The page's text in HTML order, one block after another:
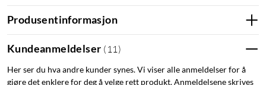
True Wireless stereo – parkoble to Sound Outdoor-
høyttalere og få omsluttende stereolyd.
Masseparkobling av opptil 100 høyttalere – alle
høyttalere spiller samme lyd (mono).
Lang batteritid, opptil 12 timer med 50 % lydstyrke.
Produsentinformasjon
Kundeanmeldelser ( 11)
Her ser du hva andre kunder synes. Vi viser alle anmeldelser for å
gjøre det enklere for deg å velge rett produkt. Anmeldelsene skrives